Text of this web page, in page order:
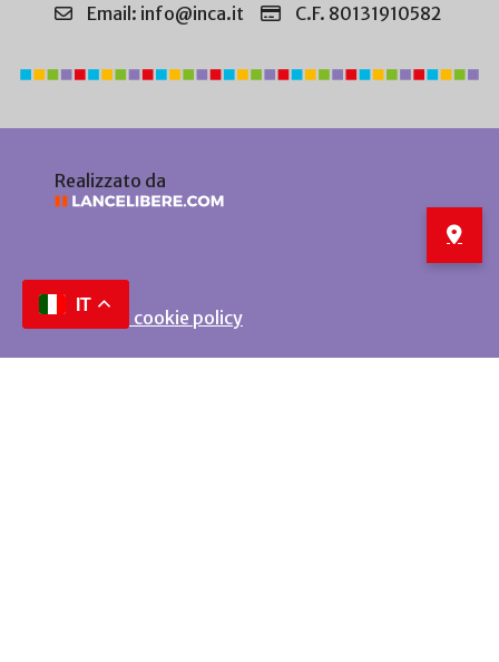
Email: info@inca.it
C.F. 80131910582
Realizzato da
Privacy e cookie policy
IT